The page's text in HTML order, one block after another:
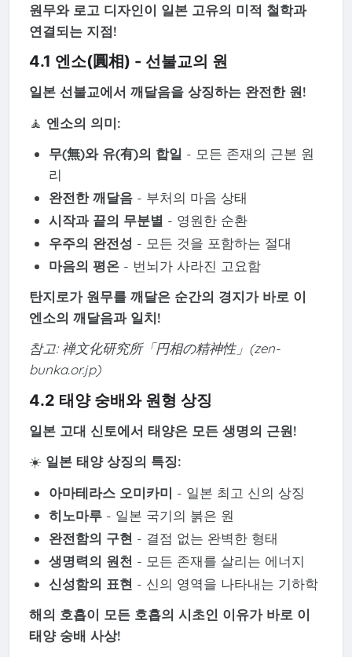
원무와 로고 디자인이 일본 고유의 미적 철학과
연결되는 지점!
4.1 엔소(圓相) - 선불교의 원
일본 선불교에서 깨달음을 상징하는 완전한 원!
🧘 엔소의 의미:
무(無)와 유(有)의 합일 - 모든 존재의 근본 원
리
완전한 깨달음- 부처의 마음 상태
시작과 끝의 무분별 - 영원한 순환
우주의 완전성 - 모든 것을 포함하는 절대
마음의 평온- 번뇌가 사라진 고요함
탄지로가 원무를 깨달은 순간의 경지가 바로 이
엔소의 깨달음과 일치!
참고: 禅文化研究所「円相の精神性」(zen-
bunka.or.jp)
4.2 태양 숭배와 원형 상징
일본 고대 신토에서 태양은 모든 생명의 근원!
☀️ 일본 태양 상징의 특징:
아마테라스 오미카미 - 일본 최고 신의 상징
히노마루- 일본 국기의 붉은 원
완전함의 구현 - 결점 없는 완벽한 형태
생명력의 원천 - 모든 존재를 살리는 에너지
신성함의 표현 - 신의 영역을 나타내는 기하학
해의 호흡이 모든 호흡의 시초인 이유가 바로 이
태양 숭배 사상!